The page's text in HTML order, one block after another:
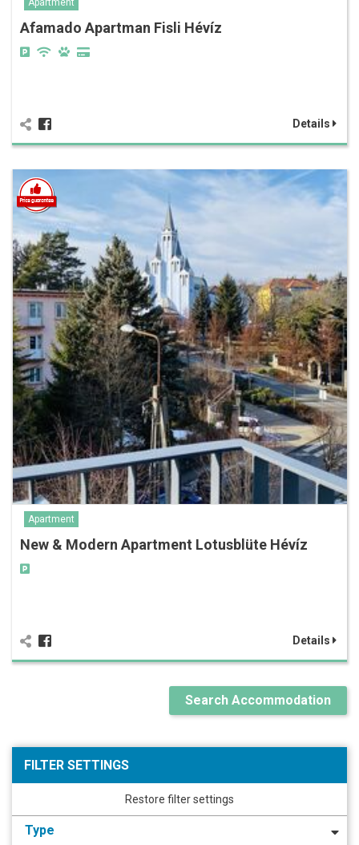
Apartment
Afamado Apartman Fisli Hévíz
Details
Apartment
New & Modern Apartment Lotusblüte Hévíz
Details
Search Accommodation
FILTER SETTINGS
Restore filter settings
Type